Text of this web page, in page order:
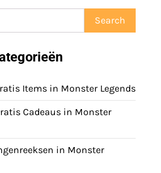
Items in Monster Legends
Cadeaus in Monster
in Monster